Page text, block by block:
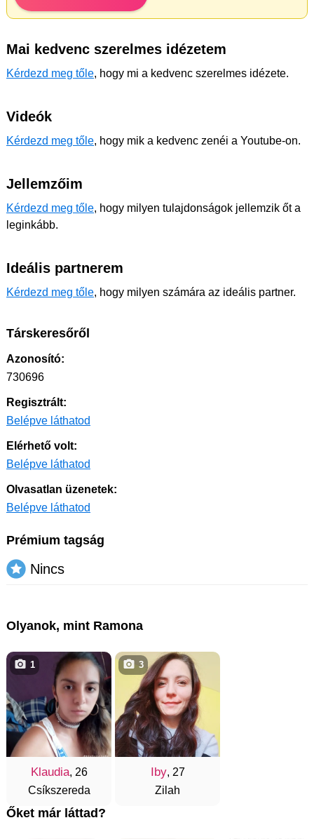
Mai kedvenc szerelmes idézetem
Kérdezd meg tőle, hogy mi a kedvenc szerelmes idézete.
Videók
Kérdezd meg tőle, hogy mik a kedvenc zenéi a Youtube-on.
Jellemzőim
Kérdezd meg tőle, hogy milyen tulajdonságok jellemzik őt a
leginkább.
Ideális partnerem
Kérdezd meg tőle, hogy milyen számára az ideális partner.
Társkeresőről
Azonosító:
730696
Regisztrált:
Belépve láthatod
Elérhető volt:
Belépve láthatod
Olvasatlan üzenetek:
Belépve láthatod
Prémium tagság
Nincs
Olyanok, mint Ramona
Klaudia, 26
Csíkszereda
1
Iby, 27
Zilah
3
Őket már láttad?